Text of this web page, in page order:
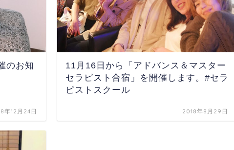
のお知
年12月24日
11月16日から「アドバンス＆マスター
セラピスト合宿」を開催します。#セラ
ピストスクール
2018年8月29日